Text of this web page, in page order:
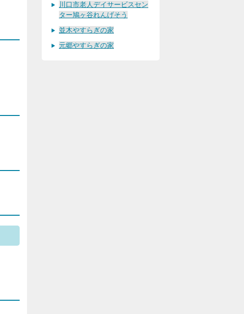
川口市老人デイサービスセン
ター鳩ヶ谷れんげそう
並木やすらぎの家
元郷やすらぎの家